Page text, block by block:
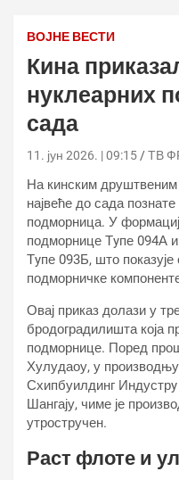
ВОЈНЕ ВЕСТИ
Кина
нуклеарних
сада
11. јун 2026. | 09:15 ТВ
На кинским
највеће до сада
подморница. У
подморнице Тyпе 094А
Тyпе 093Б, што
подморничке
Овај приказ долази у
бродоградилишта која
подморнице. Поред
Хулудаоу, у
Схипбуилдинг
Шангају, чиме је
утростручен.
Раст флоте и